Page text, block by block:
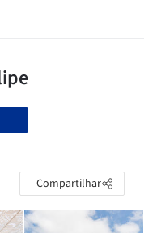
Compartilhar